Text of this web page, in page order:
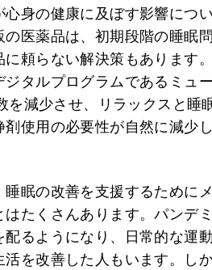
身の健康に及ぼす影響につ
医薬品は、初期段階の睡眠
頼らない解決策もあります
ジタルプログラムであるミュ
を減少させ、リラックスと睡
使用の必要性が自然に減少
眠の改善を支援するために
たくさんあります。パンデ
るようになり、日常的な運
を改善した人もいます。し